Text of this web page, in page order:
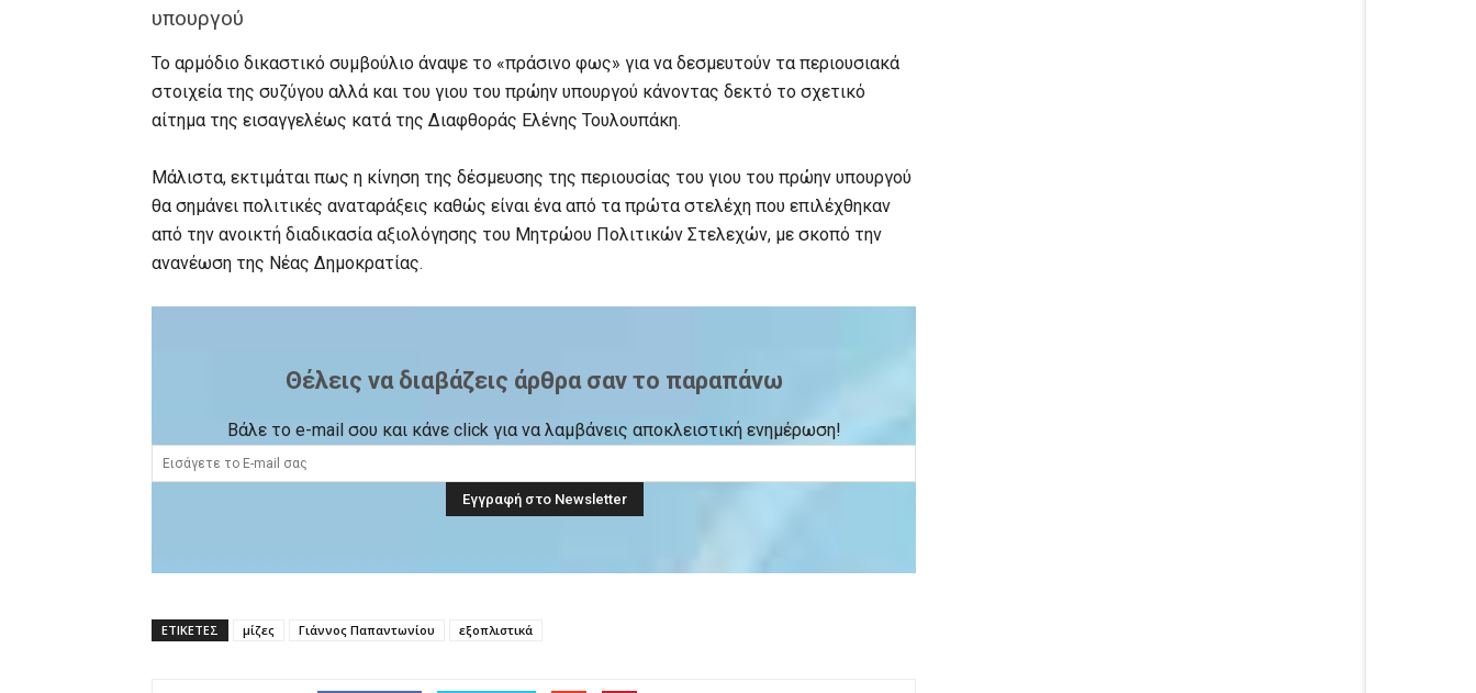
υπουργού
Το αρμόδιο δικαστικό συμβούλιο άναψε το «πράσινο φως» για να δεσμευτούν τα περιουσιακά
στοιχεία της συζύγου αλλά και του γιου του πρώην υπουργού κάνοντας δεκτό το σχετικό
αίτημα της εισαγγελέως κατά της Διαφθοράς Ελένης Τουλουπάκη.
Μάλιστα, εκτιμάται πως η κίνηση της δέσμευσης της περιουσίας του γιου του πρώην υπουργού
θα σημάνει πολιτικές αναταράξεις καθώς είναι ένα από τα πρώτα στελέχη που επιλέχθηκαν
από την ανοικτή διαδικασία αξιολόγησης του Μητρώου Πολιτικών Στελεχών, με σκοπό την
ανανέωση της Νέας Δημοκρατίας.
Θέλεις να διαβάζεις άρθρα σαν το παραπάνω
Βάλε το e-mail σου και κάνε click για να λαμβάνεις αποκλειστική ενημέρωση!
ΕΤΙΚΕΤΕΣ μίζες Γιάννος Παπαντωνίου εξοπλιστικά